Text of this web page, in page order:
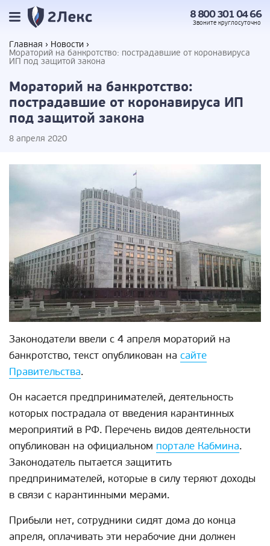
8 800 301 04 66
Звоните круглосуточно
Главная
Новости
Мораторий на банкротство: пострадавшие от коронавируса
ИП под защитой закона
Мораторий на банкротство:
пострадавшие от коронавируса ИП
под защитой закона
8 апреля 2020
Законодатели ввели с 4 апреля мораторий на
банкротство, текст опубликован на сайте
Правительства.
Он касается предпринимателей, деятельность
которых пострадала от введения карантинных
мероприятий в РФ. Перечень видов деятельности
опубликован на официальном портале Кабмина.
Законодатель пытается защитить
предпринимателей, которые в силу теряют доходы
в связи с карантинными мерами.
Прибыли нет, сотрудники сидят дома до конца
апреля, оплачивать эти нерабочие дни должен